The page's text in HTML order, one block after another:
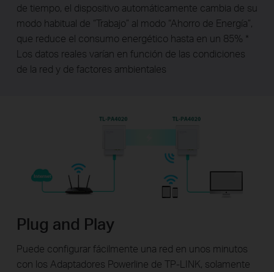
de tiempo, el dispositivo automáticamente cambia de su
modo habitual de “Trabajo” al modo “Ahorro de Energía”,
que reduce el consumo energético hasta en un 85% *
Los datos reales varían en función de las condiciones
de la red y de factores ambientales
Plug and Play
Puede configurar fácilmente una red en unos minutos
con los Adaptadores Powerline de TP-LINK, solamente